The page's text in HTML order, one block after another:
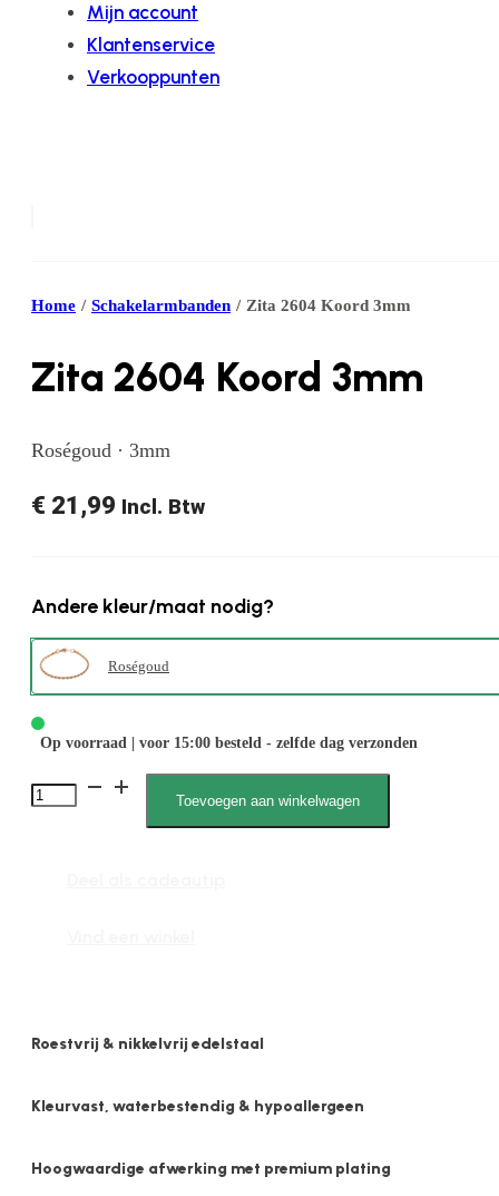
Mijn account
Klantenservice
Verkooppunten
Home / Schakelarmbanden / Zita 2604 Koord 3mm
Zita 2604 Koord 3mm
Roségoud · 3mm
€ 21,99 Incl. Btw
Andere kleur/maat nodig?
Roségoud
Op voorraad | voor 15:00 besteld - zelfde dag verzonden
Zita
Toevoegen aan winkelwagen
Roestvrij & nikkelvrij edelstaal
Kleurvast, waterbestendig & hypoallergeen
Hoogwaardige afwerking met premium plating